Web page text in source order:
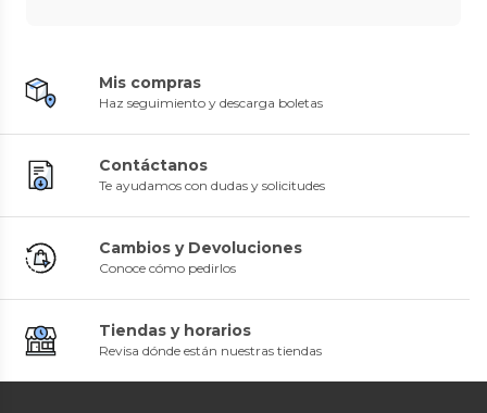
Mis compras
Haz seguimiento y descarga boletas
Contáctanos
Te ayudamos con dudas y solicitudes
Cambios y Devoluciones
Conoce cómo pedirlos
Tiendas y horarios
Revisa dónde están nuestras tiendas